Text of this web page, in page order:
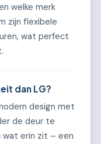
welke merk
zijn flexibele
wat perfect
dan LG?
design met
de deur te
wat erin zit – een